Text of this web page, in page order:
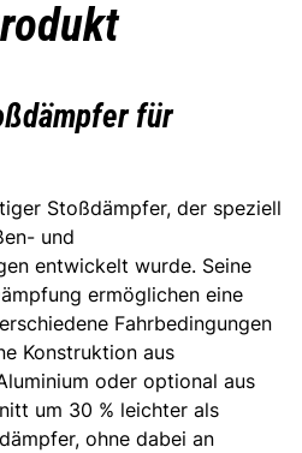
für
Stoßdämpfer, der speziell
und
entwickelt wurde. Seine
ermöglichen eine
Fahrbedingungen
Konstruktion aus
oder optional aus
um 30 % leichter als
ohne dabei an